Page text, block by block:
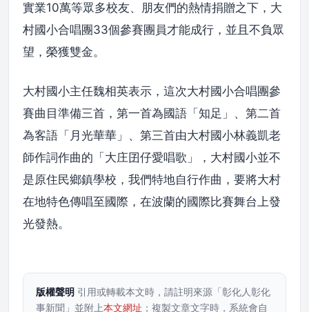
實業10萬等眾多校友、朋友們的熱情捐贈之下，大
村國小合唱團33個參賽團員才能成行，並且不負眾
望，榮獲雙金。
大村國小主任魏相英表示，這次大村國小合唱團參
賽曲目準備三首，第一首為國語「知足」、第二首
為客語「月光華華」、第三首由大村國小林義凱老
師作詞作曲的「大庄囝仔愛唱歌」，大村國小並不
是原住民鄉鎮學校，我們特地自行作曲，要將大村
在地特色傳唱至國際，在波蘭的國際比賽舞台上發
光發熱。
版權聲明 引用或轉載本文時，請註明來源「彰化人彰化
事新聞」並附上本文網址 ；複製文章文字時，系統會自